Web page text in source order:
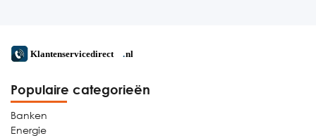
Populaire categorieën
Banken
Energie